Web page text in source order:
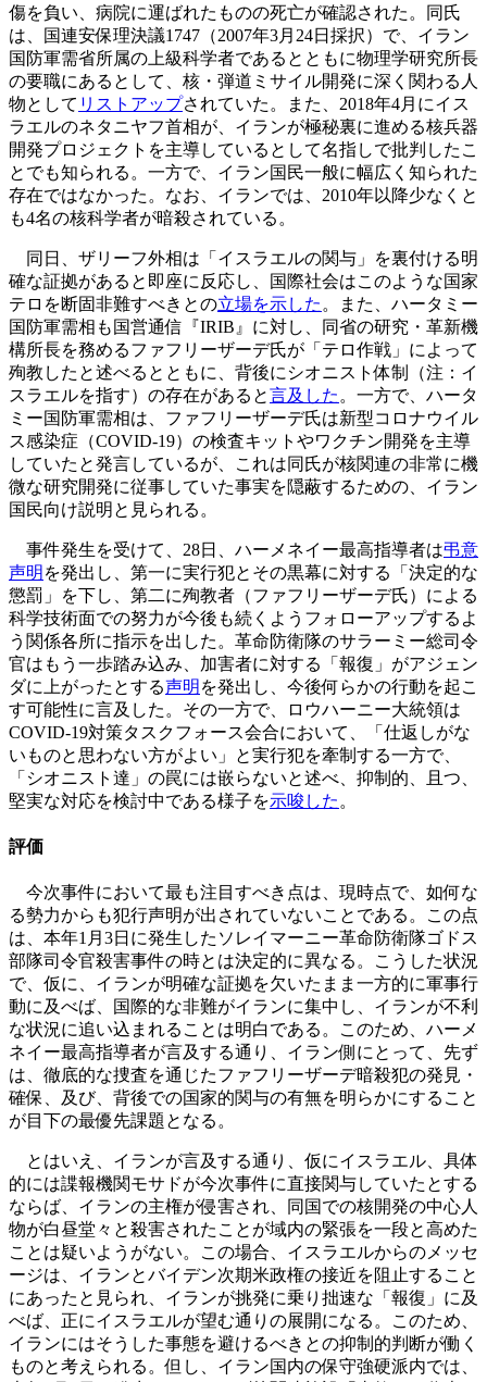
傷を負い、病院に運ばれたものの死亡が確認された。同氏
は、国連安保理決議1747（2007年3月24日採択）で、イラン
国防軍需省所属の上級科学者であるとともに物理学研究所長
の要職にあるとして、核・弾道ミサイル開発に深く関わる人
物として リストアップされていた。また、2018年4月にイス
ラエルのネタニヤフ首相が、イランが極秘裏に進める核兵器
開発プロジェクトを主導しているとして名指しで批判したこ
とでも知られる。一方で、イラン国民一般に幅広く知られた
存在ではなかった。なお、イランでは、2010年以降少なくと
も4名の核科学者が暗殺されている。
同日、ザリーフ外相は「イスラエルの関与」を裏付ける明
確な証拠があると即座に反応し、国際社会はこのような国家
テロを断固非難すべきとの立場を示した 。また、ハータミー
国防軍需相も国営通信『IRIB』に対し、同省の研究・革新機
構所長を務めるファフリーザーデ氏が「テロ作戦」によって
殉教したと述べるとともに、背後にシオニスト体制（注：イ
スラエルを指す）の存在があると言及した 。一方で、ハータ
ミー国防軍需相は、ファフリーザーデ氏は新型コロナウイル
ス感染症（COVID-19）の検査キットやワクチン開発を主導
していたと発言しているが、これは同氏が核関連の非常に機
微な研究開発に従事していた事実を隠蔽するための、イラン
国民向け説明と見られる。
事件発生を受けて、28日、ハーメネイー最高指導者は弔意
声明 を発出し、第一に実行犯とその黒幕に対する「決定的な
懲罰」を下し、第二に殉教者（ファフリーザーデ氏）による
科学技術面での努力が今後も続くようフォローアップするよ
う関係各所に指示を出した。革命防衛隊のサラーミー総司令
官はもう一歩踏み込み、加害者に対する「報復」がアジェン
ダに上がったとする声明 を発出し、今後何らかの行動を起こ
す可能性に言及した。その一方で、ロウハーニー大統領は
COVID-19対策タスクフォース会合において、「仕返しがな
いものと思わない方がよい」と実行犯を牽制する一方で、
「シオニスト達」の罠には嵌らないと述べ、抑制的、且つ、
堅実な対応を検討中である様子を示唆した 。
評価
今次事件において最も注目すべき点は、現時点で、如何な
る勢力からも犯行声明が出されていないことである。この点
は、本年1月3日に発生したソレイマーニー革命防衛隊ゴドス
部隊司令官殺害事件の時とは決定的に異なる。こうした状況
で、仮に、イランが明確な証拠を欠いたまま一方的に軍事行
動に及べば、国際的な非難がイランに集中し、イランが不利
な状況に追い込まれることは明白である。このため、ハーメ
ネイー最高指導者が言及する通り、イラン側にとって、先ず
は、徹底的な捜査を通じたファフリーザーデ暗殺犯の発見・
確保、及び、背後での国家的関与の有無を明らかにすること
が目下の最優先課題となる。
とはいえ、イランが言及する通り、仮にイスラエル、具体
的には諜報機関モサドが今次事件に直接関与していたとする
ならば、イランの主権が侵害され、同国での核開発の中心人
物が白昼堂々と殺害されたことが域内の緊張を一段と高めた
ことは疑いようがない。この場合、イスラエルからのメッセ
ージは、イランとバイデン次期米政権の接近を阻止すること
にあったと見られ、イランが挑発に乗り拙速な「報復」に及
べば、正にイスラエルが望む通りの展開になる。このため、
イランにはそうした事態を避けるべきとの抑制的判断が働く
ものと考えられる。但し、イラン国内の保守強硬派内では、